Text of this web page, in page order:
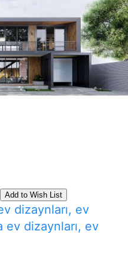
Add to Wish List
dizaynları, ev
ev dizaynları, ev